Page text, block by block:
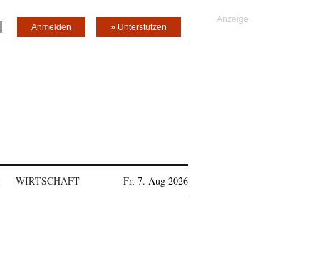
» Unterstützen
Anmelden
WIRTSCHAFT Fr, 7. Aug 2026